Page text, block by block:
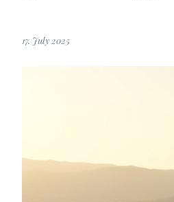
17. July 2025